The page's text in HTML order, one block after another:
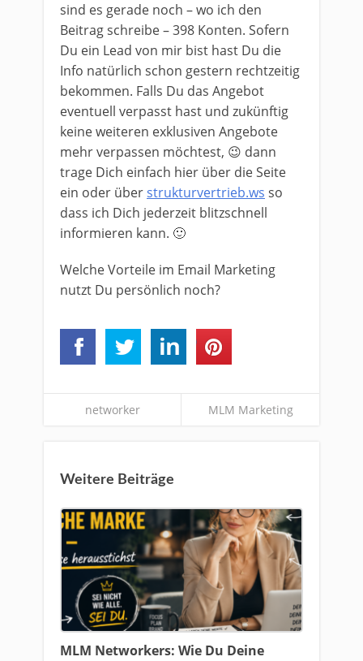
sind es gerade noch – wo ich den
Beitrag schreibe – 398 Konten. Sofern
Du ein Lead von mir bist hast Du die
Info natürlich schon gestern rechtzeitig
bekommen. Falls Du das Angebot
eventuell verpasst hast und zukünftig
keine weiteren exklusiven Angebote
mehr verpassen möchtest, 😉 dann
trage Dich einfach hier über die Seite
ein oder überstrukturvertrieb.ws so
dass ich Dich jederzeit blitzschnell
informieren kann. 🙂
Welche Vorteile im Email Marketing
nutzt Du persönlich noch?
networker MLM Marketing
Weitere Beiträge
MLM Networkers: Wie Du Deine